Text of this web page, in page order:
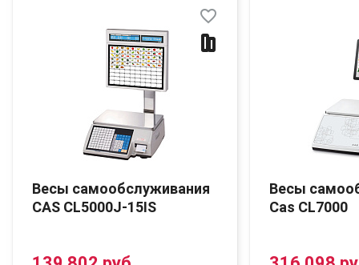
Весы самообслуживания
CAS CL5000J-15IS
favorite_border
Весы
Cas CL7000